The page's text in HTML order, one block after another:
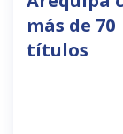
más de 70
títulos